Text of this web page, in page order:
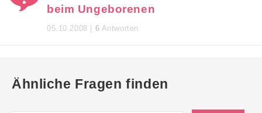
beim Ungeborenen
05.10.2008 | 6 Antworten
Ähnliche Fragen finden